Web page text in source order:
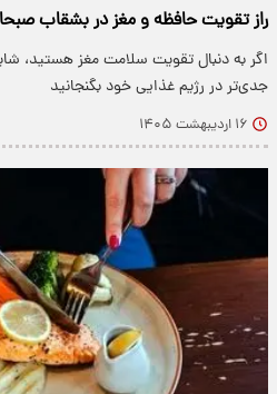
راز تقویت حافظه و مغز در بشقاب
اگر به دنبال تقویت سلامت مغز هستید،
جدی‌تر در رژیم غذایی خود بگنجانید
۱۶ اردیبهشت ۱۴۰۵